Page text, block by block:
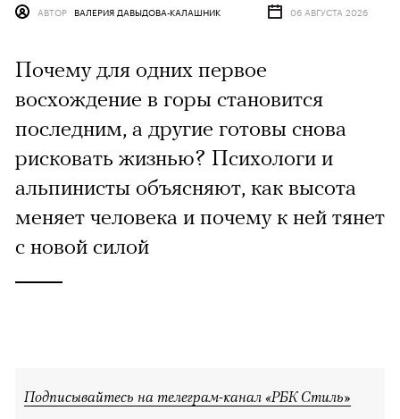
АВТОР ВАЛЕРИЯ ДАВЫДОВА-КАЛАШНИК 06 АВГУСТА 2026
Почему для одних первое
восхождение в горы становится
последним, а другие готовы снова
рисковать жизнью? Психологи и
альпинисты объясняют, как высота
меняет человека и почему к ней тянет
с новой силой
Подписывайтесь на телеграм-канал «РБК Стиль»